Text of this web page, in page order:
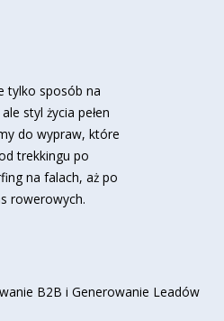
tylko sposób na
styl życia pełen
do wypraw, które
trekkingu po
na falach, aż po
rowerowych.
B2B i Generowanie Leadów